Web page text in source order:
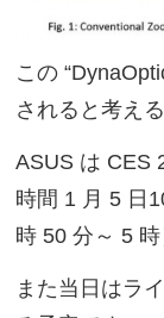
この
されると考え
ASUS は CES
時間 1 月 5 日
時 50 分～ 5 時
また当日はラ